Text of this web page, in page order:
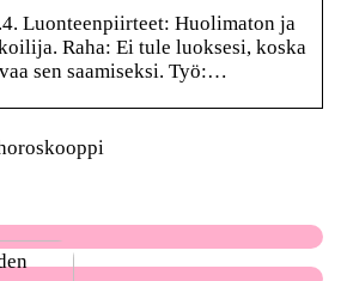
Luonteenpiirteet: Huolimaton ja
Raha: Ei tule luoksesi, koska
sen saamiseksi. Työ:…